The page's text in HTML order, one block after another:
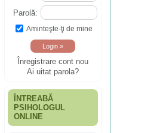
Parolă:
Aminteşte-ţi de mine
Înregistrare cont nou
Ai uitat parola?
ÎNTREABĂ
PSIHOLOGUL
ONLINE